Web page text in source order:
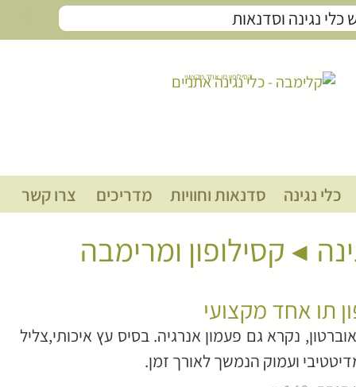
קסילופון תו אחד מקצועי
כלי נגינה סדנאות וחוויות מדריכים צרו קשר
קסילופון ומרימבה
תו אחד מקצועי
אוברטון, נקרא גם פעמון אנרגיה. בסיס עץ איכותי,צליל
ועמוק הנמשך לאורך זמן.